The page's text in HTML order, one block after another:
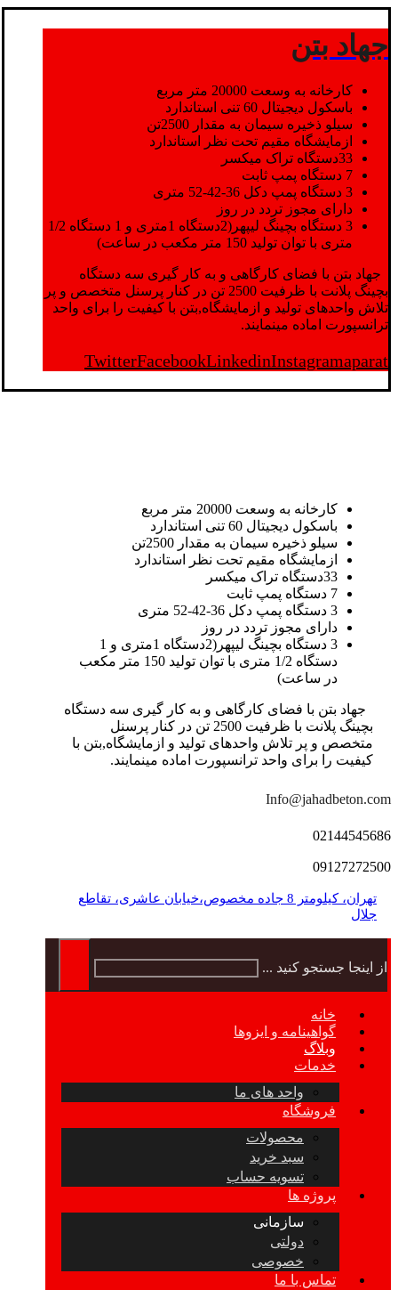
جهاد بتن
کارخانه به وسعت 20000 متر مربع
باسکول دیجیتال 60 تنی استاندارد
سیلو ذخیره سیمان به مقدار 2500تن
ازمایشگاه مقیم تحت نظر استاندارد
33دستگاه تراک میکسر
7 دستگاه پمپ ثابت
3 دستگاه پمپ دکل 36-42-52 متری
دارای مجوز تردد در روز
3 دستگاه بچینگ لیپهر(2دستگاه 1متری و 1 دستگاه 1/2
متری با توان تولید 150 متر مکعب در ساعت)
جهاد بتن با فضای کارگاهی و به کار گیری سه دستگاه
بچینگ پلانت با ظرفیت 2500 تن در کنار پرسنل متخصص و پر
تلاش واحدهای تولید و ازمایشگاه,بتن با کیفیت را برای واحد
ترانسپورت اماده مینمایند.
TwitterFacebookLinkedinInstagramaparat
کارخانه به وسعت 20000 متر مربع
باسکول دیجیتال 60 تنی استاندارد
سیلو ذخیره سیمان به مقدار 2500تن
ازمایشگاه مقیم تحت نظر استاندارد
33دستگاه تراک میکسر
7 دستگاه پمپ ثابت
3 دستگاه پمپ دکل 36-42-52 متری
دارای مجوز تردد در روز
3 دستگاه بچینگ لیپهر(2دستگاه 1متری و 1
دستگاه 1/2 متری با توان تولید 150 متر مکعب
در ساعت)
جهاد بتن با فضای کارگاهی و به کار گیری سه دستگاه
بچینگ پلانت با ظرفیت 2500 تن در کنار پرسنل
متخصص و پر تلاش واحدهای تولید و ازمایشگاه,بتن با
کیفیت را برای واحد ترانسپورت اماده مینمایند.
Info@jahadbeton.com
02144545686
09127272500
تهران، کیلومتر 8 جاده مخصوص،خیابان عاشری، تقاطع
جلال
از اینجا جستجو کنید ...
خانه
گواهینامه و ایزوها
وبلاگ
خدمات
واحد های ما
فروشگاه
محصولات
سبد خرید
تسویه حساب
پروژه ها
سازمانی
دولتی
خصوصی
تماس با ما